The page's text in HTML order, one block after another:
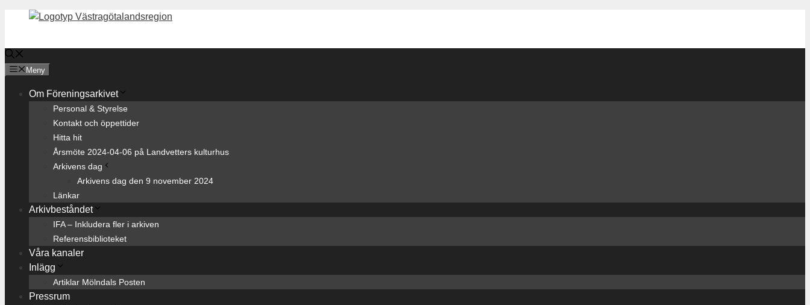
Hoppa
Meny
Om Föreningsarkivet
Personal & Styrelse
Kontakt och öppettider
Hitta hit
Årsmöte 2024-04-06 på Landvetters kulturhus
Arkivens dag
Arkivens dag den 9 november 2024
Länkar
Arkivbeståndet
IFA – Inkludera fler i arkiven
Referensbiblioteket
Våra kanaler
Inlägg
Artiklar Mölndals Posten
Pressrum